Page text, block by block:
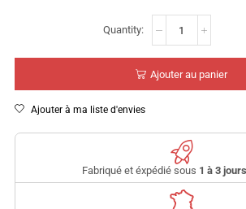
Ajouter au panier
Ajouter à ma liste d'envies
Fabriqué et éxpédié sous 1 à 3